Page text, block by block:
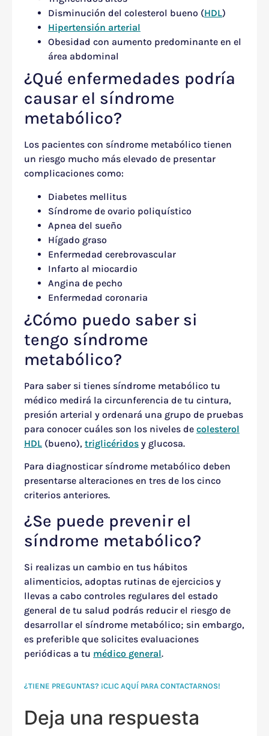
Disminución del colesterol bueno (HDL)
Hipertensión arterial
Obesidad con aumento predominante en el
área abdominal
¿Qué enfermedades podría
causar el síndrome
metabólico?
Los pacientes con síndrome metabólico tienen
un riesgo mucho más elevado de presentar
complicaciones como:
Diabetes mellitus
Síndrome de ovario poliquístico
Apnea del sueño
Hígado graso
Enfermedad cerebrovascular
Infarto al miocardio
Angina de pecho
Enfermedad coronaria
¿Cómo puedo saber si
tengo síndrome
metabólico?
Para saber si tienes síndrome metabólico tu
médico medirá la circunferencia de tu cintura,
presión arterial y ordenará una grupo de pruebas
para conocer cuáles son los niveles de colesterol
HDL (bueno), triglicéridos y glucosa.
Para diagnosticar síndrome metabólico deben
presentarse alteraciones en tres de los cinco
criterios anteriores.
¿Se puede prevenir el
síndrome metabólico?
Si realizas un cambio en tus hábitos
alimenticios, adoptas rutinas de ejercicios y
llevas a cabo controles regulares del estado
general de tu salud podrás reducir el riesgo de
desarrollar el síndrome metabólico; sin embargo,
es preferible que solicites evaluaciones
periódicas a tu médico general.
¿TIENE PREGUNTAS? ¡CLIC AQUÍ PARA CONTACTARNOS!
Deja una respuesta